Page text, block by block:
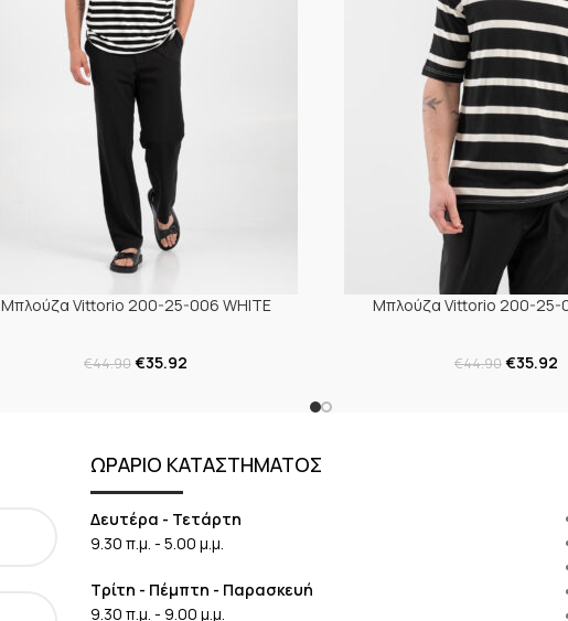
Μπλούζα Vittorio 200-25-006 WHITE
€44.90€35.92
Μπλούζα Vittorio 200-25-
€44.90€35.92
ΩΡΑΡΙΟ ΚΑΤΑΣΤΗΜΑΤΟΣ
Δευτέρα - Τετάρτη
9.30 π.μ. - 5.00 μ.μ.
Τρίτη - Πέμπτη - Παρασκευή
9.30 π.μ. - 9.00 μ.μ.